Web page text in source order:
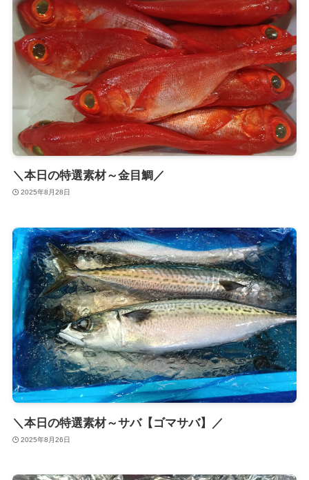
＼本日の特選素材～金目鯛／
2025年8月28日
＼本日の特選素材～サバ【ゴマサバ】／
2025年8月26日